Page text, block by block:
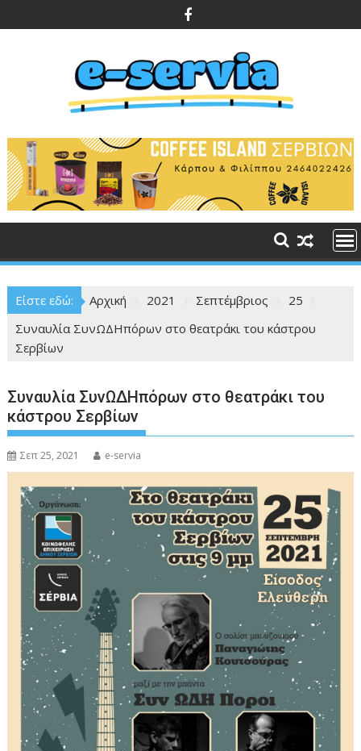
στο
Είστε εδώ: Αρχική 2021 Σεπτέμβριος
25
Συναυλία ΣυνΩΔΗπόρων στο θεατράκι του κάστρου
Σερβίων
Συναυλία ΣυνΩΔΗπόρων στο θεατράκι του
κάστρου Σερβίων
Σεπ 25, 2021 e-servia